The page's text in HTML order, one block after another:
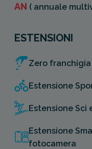
AN ( annuale
ESTENSIONI
Zero franchigia
Estensione
Estensione Sci
Estensione
fotocamera